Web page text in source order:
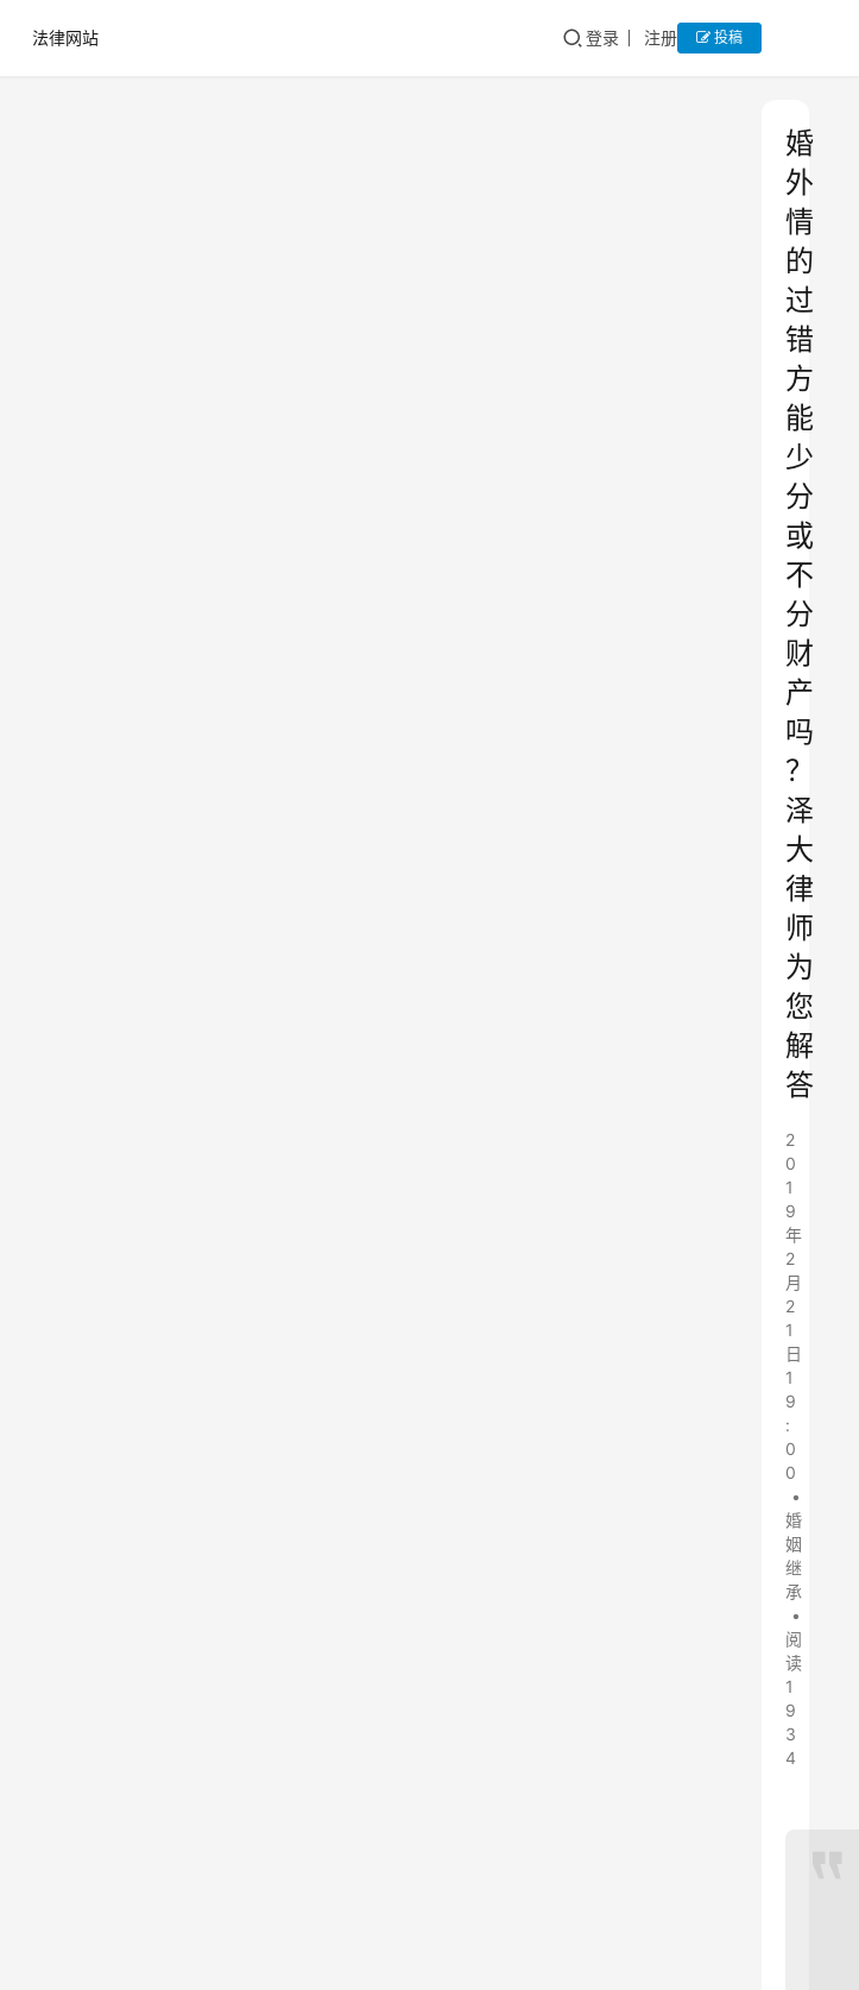
法律网站 登录 注册 投稿
婚
外
情
的
过
错
方
能
少
分
或
不
分
财
产
吗
？
泽
大
律
师
为
您
解
答
2
0
1
9
年
2
月
2
1
日
1
9
:
0
0
•
婚
姻
继
承
•
阅
读
1
9
3
4